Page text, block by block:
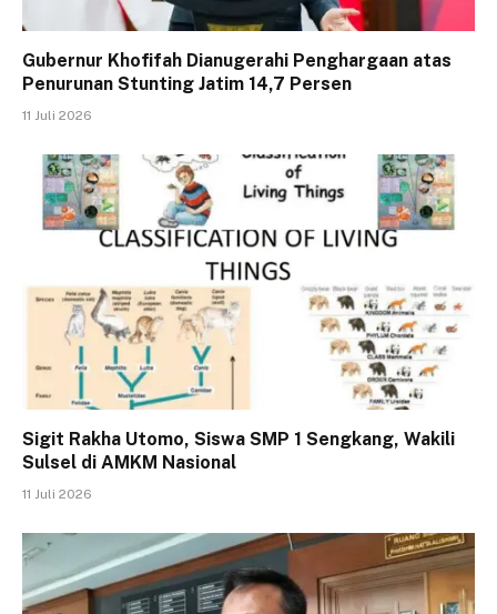
Gubernur Khofifah Dianugerahi Penghargaan atas
Penurunan Stunting Jatim 14,7 Persen
11 Juli 2026
Sigit Rakha Utomo, Siswa SMP 1 Sengkang, Wakili
Sulsel di AMKM Nasional
11 Juli 2026